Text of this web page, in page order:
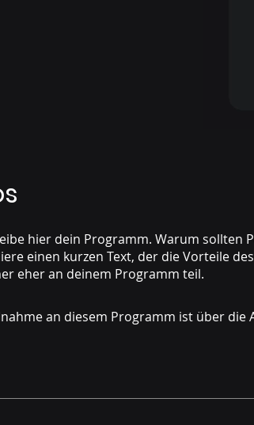
hier dein Programm. Warum sollten
einen kurzen Text, der die Vorteile
an diesem Programm ist über die